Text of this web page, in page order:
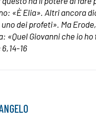
«È Elia». Altri ancora
dei profeti». Ma
«Quel Giovanni che io
16